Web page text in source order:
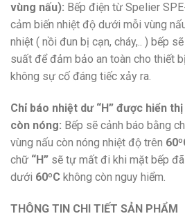
vùng nấu): Bếp điện từ Spelier
cảm biến nhiệt độ dưới mỗi vùng
nhiệt ( nồi đun bị cạn, cháy,.. ) bếp
suất để đảm bảo an toàn cho thiết
không sự cố đáng tiếc xảy ra.
Chỉ báo nhiệt dư “H” được hiển
còn nóng: Bếp sẽ cảnh báo bằng
vùng nấu còn nóng nhiệt độ trên
chữ “H” sẽ tự mất đi khi mặt bếp
dưới 60ºC không còn nguy hiểm.
THÔNG TIN CHI TIẾT SẢN PHẨM